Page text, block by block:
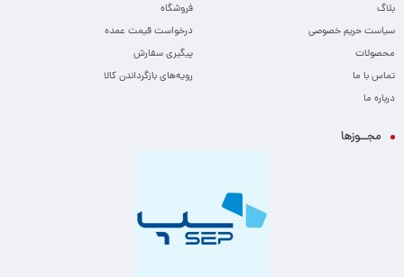
بلاگ
سیاست حریم خصوصی
محصولات
تماس با ما
درباره ما
فروشگاه
درخواست قیمت عمده
پیگیری سفارش
رویه‌های بازگرداندن کالا
مجــوزها